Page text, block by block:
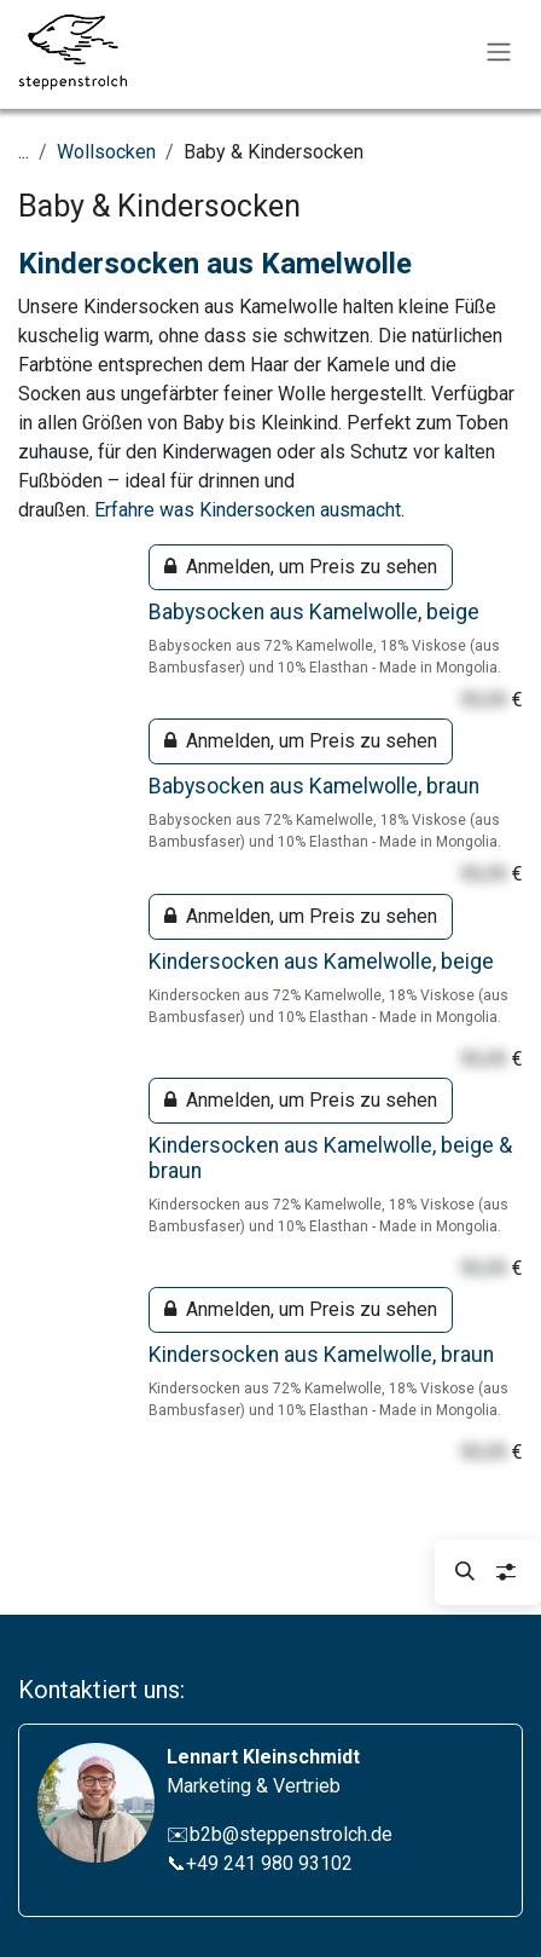
Zum Inhalt springen
... Wollsocken Baby & Kindersocken
Baby & Kindersocken
Kindersocken aus Kamelwolle
Unsere Kindersocken aus Kamelwolle halten kleine Füße
kuschelig warm, ohne dass sie schwitzen. Die natürlichen
Farbtöne entsprechen dem Haar der Kamele und die
Socken aus ungefärbter feiner Wolle hergestellt. Verfügbar
in allen Größen von Baby bis Kleinkind. Perfekt zum Toben
zuhause, für den Kinderwagen oder als Schutz vor kalten
Fußböden – ideal für drinnen und
draußen. Erfahre was Kindersocken ausmacht.
Anmelden, um Preis zu sehen
Babysocken aus Kamelwolle, beige
Babysocken aus 72% Kamelwolle, 18% Viskose (aus
Bambusfaser) und 10% Elasthan - Made in Mongolia.
€
Anmelden, um Preis zu sehen
Babysocken aus Kamelwolle, braun
Babysocken aus 72% Kamelwolle, 18% Viskose (aus
Bambusfaser) und 10% Elasthan - Made in Mongolia.
€
Anmelden, um Preis zu sehen
Kindersocken aus Kamelwolle, beige
Kindersocken aus 72% Kamelwolle, 18% Viskose (aus
Bambusfaser) und 10% Elasthan - Made in Mongolia.
€
Anmelden, um Preis zu sehen
Kindersocken aus Kamelwolle, beige &
braun
Kindersocken aus 72% Kamelwolle, 18% Viskose (aus
Bambusfaser) und 10% Elasthan - Made in Mongolia.
€
Anmelden, um Preis zu sehen
Kindersocken aus Kamelwolle, braun
Kindersocken aus 72% Kamelwolle, 18% Viskose (aus
Bambusfaser) und 10% Elasthan - Made in Mongolia.
€
Kontaktiert uns:
Lennart Kleinschmidt
Marketing & Vertrieb
✉️b2b@steppenstrolch.de
📞+49 241 980 93102